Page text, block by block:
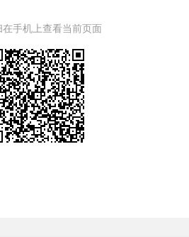
在手机上查看当前页面